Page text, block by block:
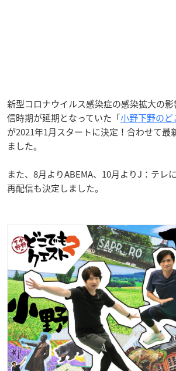
新型コロナウイルス感染症の感染拡大の
信時期が延期となっていた「小野下野の
が2021年1月スタートに決定！合わせて最
ました。
また、8月よりABEMA、10月よりJ：テレ
再配信も決定しました。